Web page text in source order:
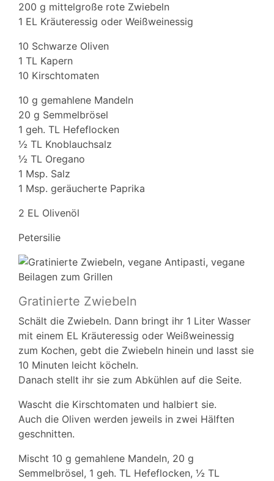
200 g mittelgroße rote Zwiebeln
1 EL Kräuteressig oder Weißweinessig
10 Schwarze Oliven
1 TL Kapern
10 Kirschtomaten
10 g gemahlene Mandeln
20 g Semmelbrösel
1 geh. TL Hefeflocken
½ TL Knoblauchsalz
½ TL Oregano
1 Msp. Salz
1 Msp. geräucherte Paprika
2 EL Olivenöl
Petersilie
Gratinierte Zwiebeln
Schält die Zwiebeln. Dann bringt ihr 1 Liter Wasser
mit einem EL Kräuteressig oder Weißweinessig
zum Kochen, gebt die Zwiebeln hinein und lasst sie
10 Minuten leicht köcheln.
Danach stellt ihr sie zum Abkühlen auf die Seite.
Wascht die Kirschtomaten und halbiert sie.
Auch die Oliven werden jeweils in zwei Hälften
geschnitten.
Mischt 10 g gemahlene Mandeln, 20 g
Semmelbrösel, 1 geh. TL Hefeflocken, ½ TL